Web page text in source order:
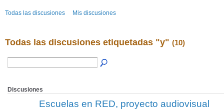
Todas las discusiones Mis discusiones
Todas las discusiones etiquetadas "y" (10)
Discusiones
Escuelas en RED, proyecto audiovisual